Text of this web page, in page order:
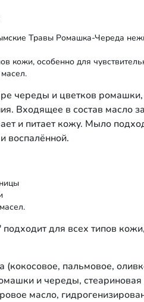
Травы Ромашка-Череда
кожи, особенно для
череды и цветков
Входящее в состав масло
и питает кожу. Мыло
воспалённой.
для всех типов
пальмовое,
и череды,
масло,